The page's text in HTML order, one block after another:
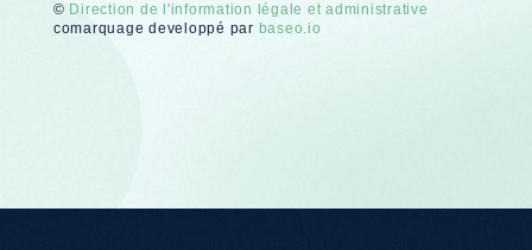
© Direction de l'information légale et administrative
comarquage developpé par baseo.io